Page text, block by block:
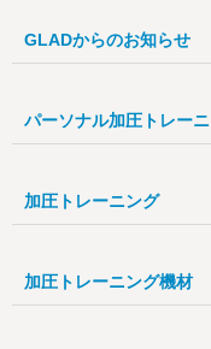
GLADからのお知らせ
パーソナル加圧トレー
加圧トレーニング
加圧トレーニング機材